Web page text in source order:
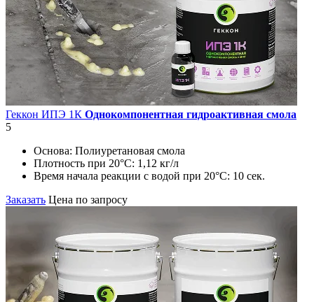
Геккон ИПЭ 1К Однокомпонентная гидроактивная смола
5
Основа: Полиуретановая смола
Плотность при 20°C: 1,12 кг/л
Время начала реакции с водой при 20°С: 10 сек.
Заказать Цена по запросу